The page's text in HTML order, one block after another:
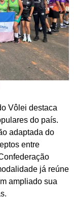
Vôlei destaca
do país.
adaptada do
entre
já reúne
ampliado sua